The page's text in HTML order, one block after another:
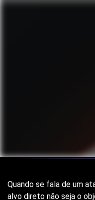
Quando se fala de um
alvo direto não seja o